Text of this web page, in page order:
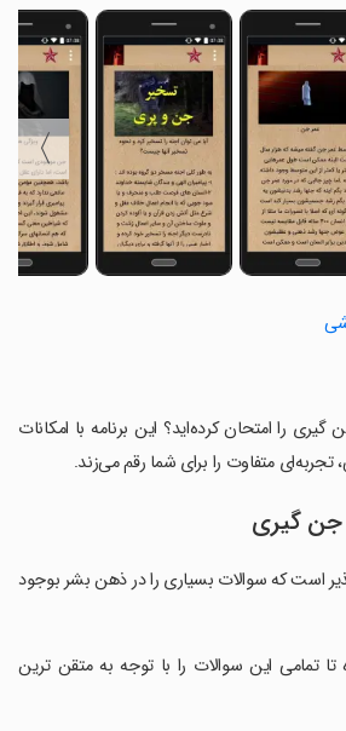
〉
را امتحان کرده‌اید؟ این برنامه با امکانات
متفاوت را برای شما رقم می‌زند.
جن گیری
است که سوالات بسیاری را در ذهن بشر بوجود
تمامی این سوالات را با توجه به متقن ترین